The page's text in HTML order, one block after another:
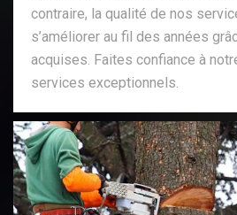
contraire, la qualité de nos
s’améliorer au fil des années
acquises. Faites confiance à
services exceptionnels.